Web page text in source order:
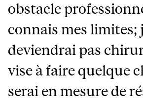
obstacle
connais mes limites;
deviendrai pas
vise à faire quelque
serai en mesure de